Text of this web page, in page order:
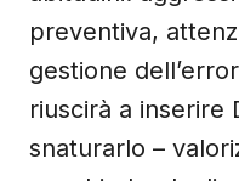
preventiva,
gestione
riuscirà a inserire
snaturarlo –